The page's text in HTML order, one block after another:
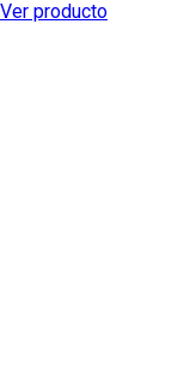
Ver producto